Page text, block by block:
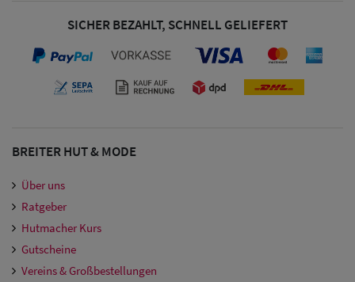
SICHER BEZAHLT, SCHNELL GELIEFERT
BREITER HUT & MODE
Über uns
Ratgeber
Hutmacher Kurs
Gutscheine
Vereins & Großbestellungen